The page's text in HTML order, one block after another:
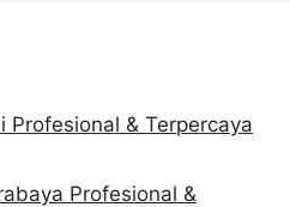
Profesional & Terpercaya
Profesional &